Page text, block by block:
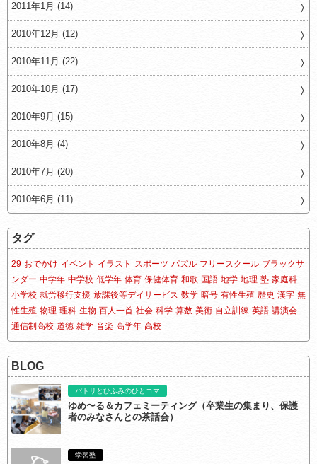
2011年1月 (14)
2010年12月 (12)
2010年11月 (22)
2010年10月 (17)
2010年9月 (15)
2010年8月 (4)
2010年7月 (20)
2010年6月 (11)
タグ
29 おでかけ イベント イラスト スポーツ パズル フリースクール ブラックサ
ンダー 中学年 中学校 低学年 体育 保健体育 和歌 国語 地学 地理 塾 家庭科
小学校 就労移行支援 放課後等デイサービス 数学 暗号 有性生殖 歴史 漢字 無
性生殖 物理 理科 生物 百人一首 社会 科学 算数 美術 自立訓練 英語 講演会
通信制高校 道徳 雑学 音楽 高学年 高校
BLOG
パトリとひふみのひとコマ
ゆめ〜る＆カフェミーティング（卒業生の集まり、保護
者のみなさんとの茶話会）
学習塾